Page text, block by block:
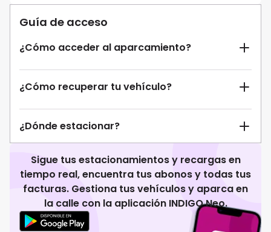
Guía de acceso
¿Cómo acceder al aparcamiento?
¿Cómo recuperar tu vehículo?
¿Dónde estacionar?
Sigue tus estacionamientos y recargas en
tiempo real, encuentra tus abonos y todas tus
facturas. Gestiona tus vehículos y aparca en
la calle con la aplicación INDIGO Neo.